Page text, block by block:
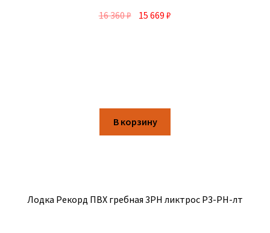
16 360₽ 15 669₽
В корзину
Лодка Рекорд ПВХ гребная 3РН ликтрос Р3-РН-лт